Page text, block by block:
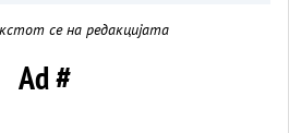
се на редакцијата
Ad #